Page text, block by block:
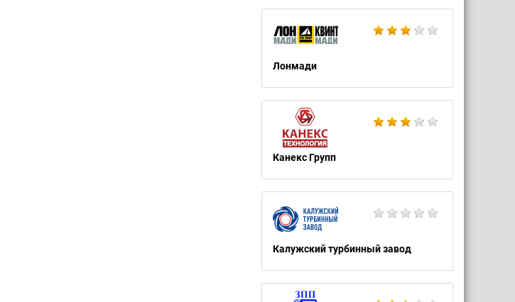
Лонмади
Канекс Групп
Калужский турбинный завод